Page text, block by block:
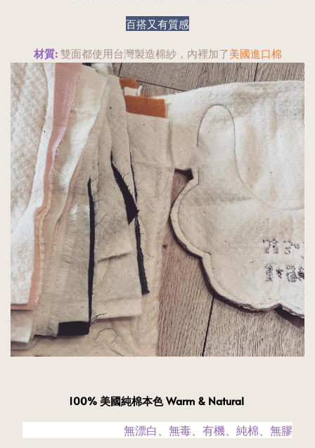
百搭又有質感
材質: 雙面都使用台灣製造棉紗，內裡加了美國進口棉
100% 美國純棉本色 Warm & Natural
無漂白、無毒、有機、純棉、無膠